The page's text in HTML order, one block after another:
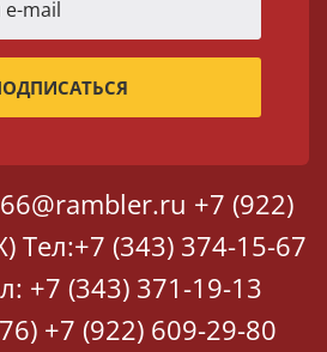
+7 (922)
Тел:+7 (343) 374-15-67
+7 (343) 371-19-13
+7 (922) 609-29-80